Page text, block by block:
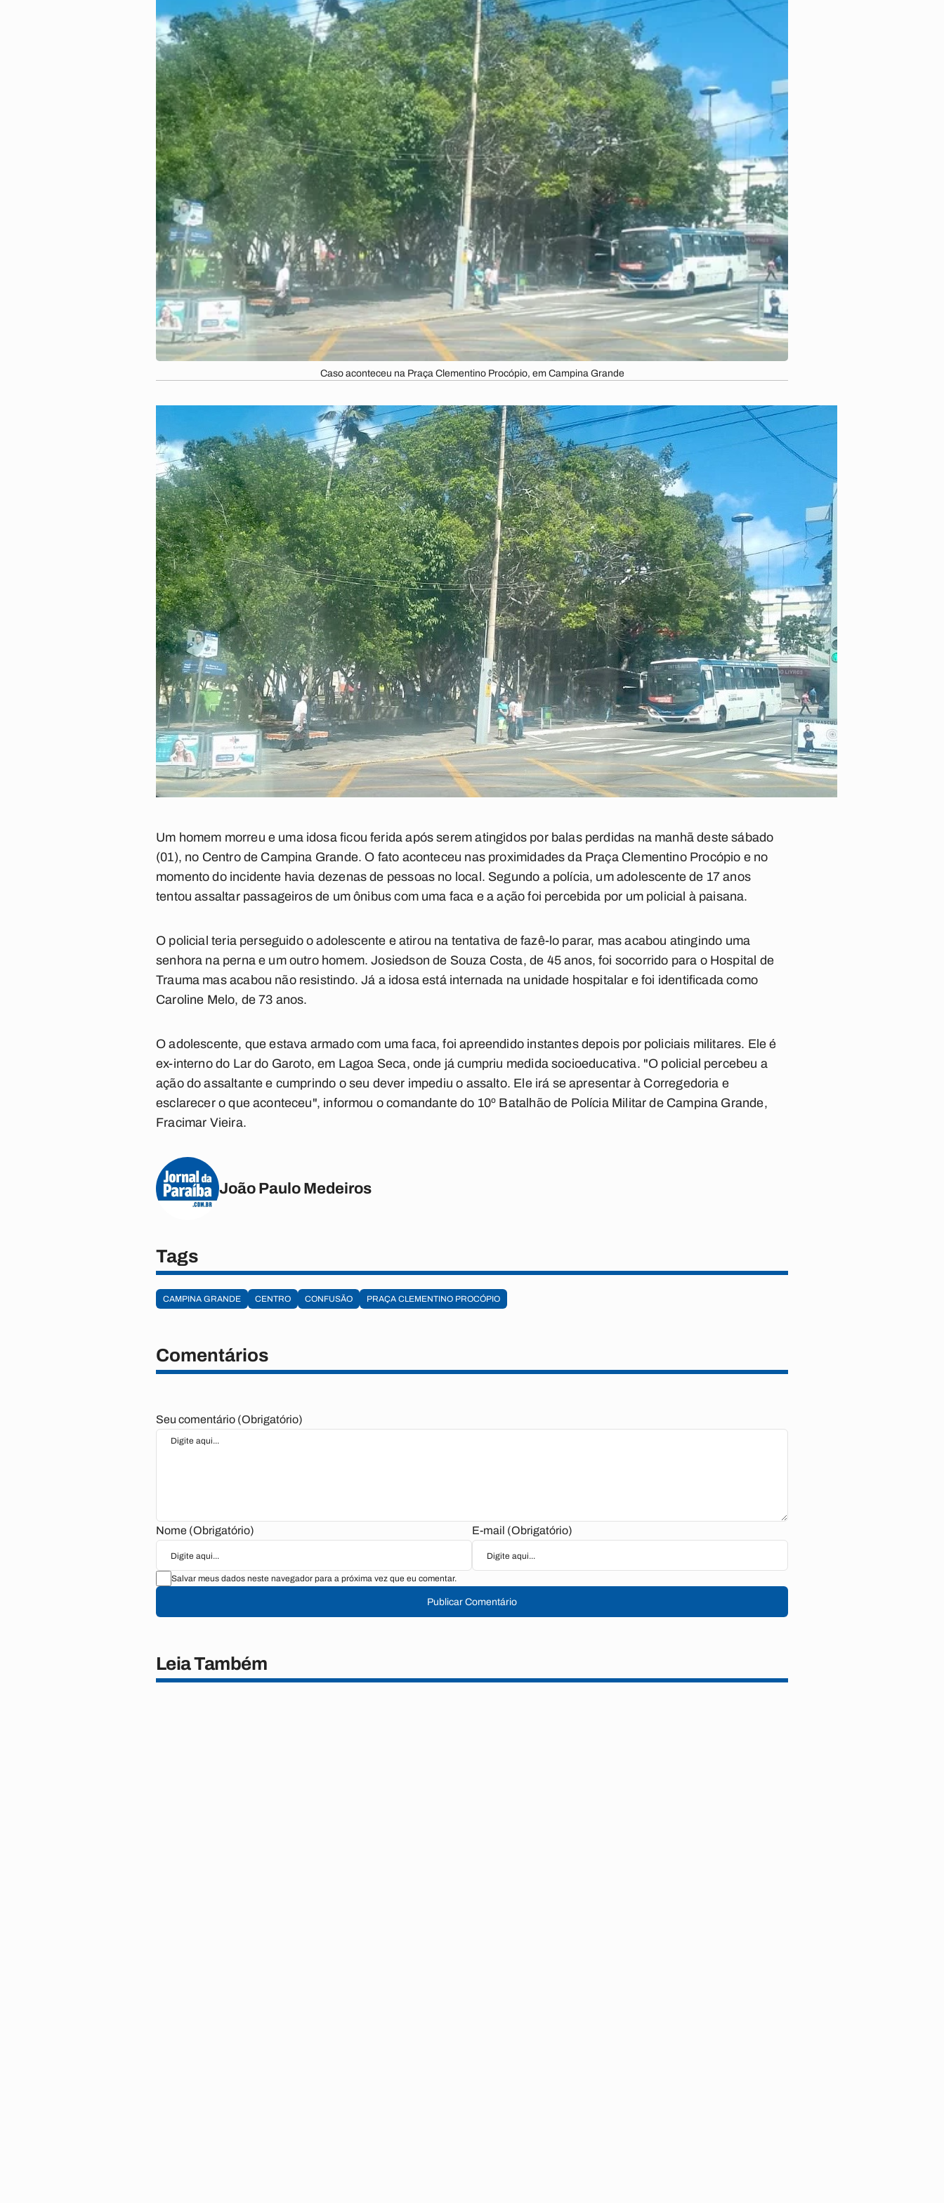
Caso aconteceu na Praça Clementino Procópio, em Campina Grande
Um homem morreu e uma idosa ficou ferida após serem atingidos por balas perdidas na manhã deste sábado
(01), no Centro de Campina Grande. O fato aconteceu nas proximidades da Praça Clementino Procópio e no
momento do incidente havia dezenas de pessoas no local. Segundo a polícia, um adolescente de 17 anos
tentou assaltar passageiros de um ônibus com uma faca e a ação foi percebida por um policial à paisana.
O policial teria perseguido o adolescente e atirou na tentativa de fazê-lo parar, mas acabou atingindo uma
senhora na perna e um outro homem. Josiedson de Souza Costa, de 45 anos, foi socorrido para o Hospital de
Trauma mas acabou não resistindo. Já a idosa está internada na unidade hospitalar e foi identificada como
Caroline Melo, de 73 anos.
O adolescente, que estava armado com uma faca, foi apreendido instantes depois por policiais militares. Ele é
ex-interno do Lar do Garoto, em Lagoa Seca, onde já cumpriu medida socioeducativa. "O policial percebeu a
ação do assaltante e cumprindo o seu dever impediu o assalto. Ele irá se apresentar à Corregedoria e
esclarecer o que aconteceu", informou o comandante do 10º Batalhão de Polícia Militar de Campina Grande,
Fracimar Vieira.
João Paulo Medeiros
Tags
CAMPINA GRANDE CENTRO CONFUSÃO PRAÇA CLEMENTINO PROCÓPIO
Comentários
Seu comentário (Obrigatório)
Nome (Obrigatório) E-mail (Obrigatório)
Salvar meus dados neste navegador para a próxima vez que eu comentar.
Publicar Comentário
Leia Também